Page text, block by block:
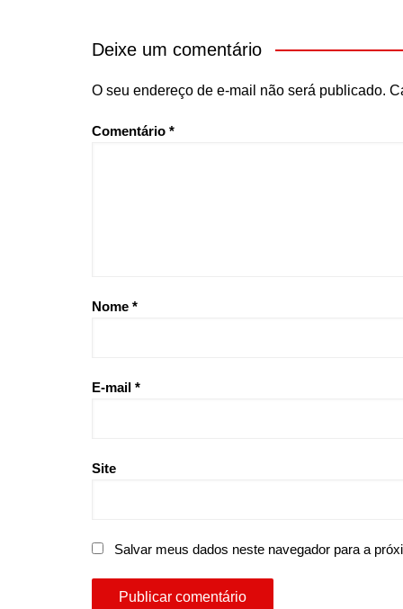
Deixe um comentário
O seu endereço de e-mail não será publicado.
Comentário *
Nome *
E-mail *
Site
Salvar meus dados neste navegador para a